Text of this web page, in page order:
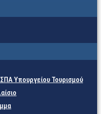
Υπουργείου Τουρισμού